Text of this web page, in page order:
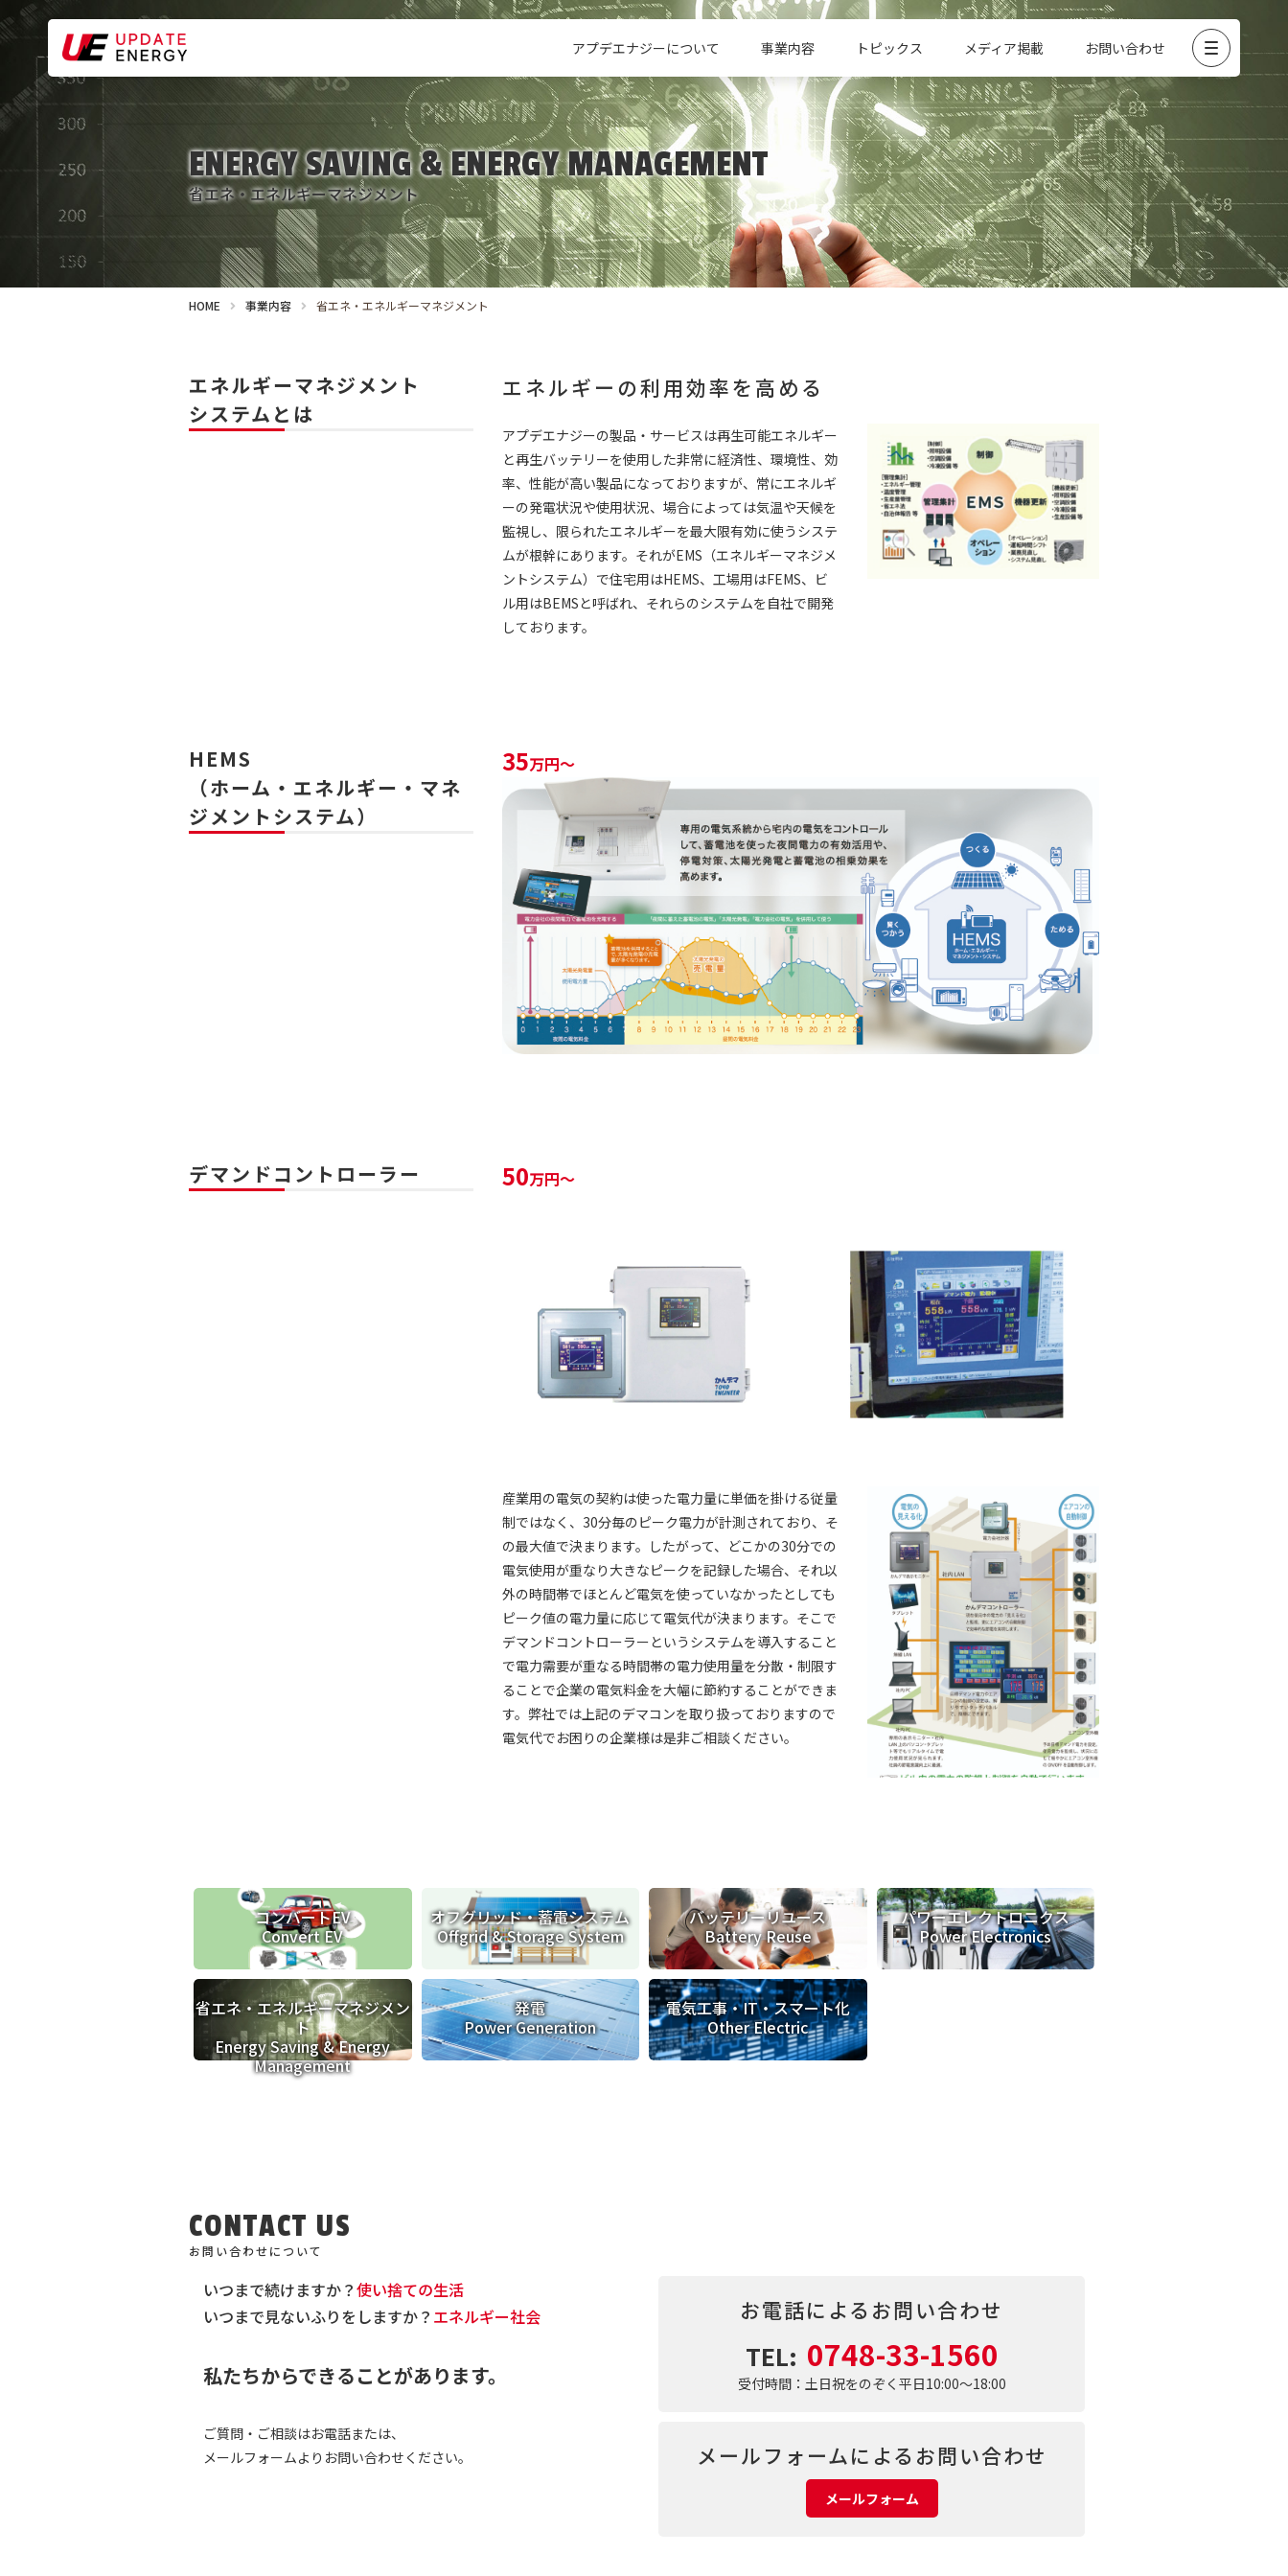
アプデエナジーについて 事業内容 トピックス メディア掲載 お問い合わせ
ENERGY SAVING & ENERGY MANAGEMENT
省エネ・エネルギーマネジメント
HOME 事業内容 省エネ・エネルギーマネジメント
エネルギーマネジメント
システムとは
エネルギーの利用効率を高める
アプデエナジーの製品・サービスは再生可能エネルギー
と再生バッテリーを使用した非常に経済性、環境性、効
率、性能が高い製品になっておりますが、常にエネルギ
ーの発電状況や使用状況、場合によっては気温や天候を
監視し、限られたエネルギーを最大限有効に使うシステ
ムが根幹にあります。それがEMS（エネルギーマネジメ
ントシステム）で住宅用はHEMS、工場用はFEMS、ビ
ル用はBEMSと呼ばれ、それらのシステムを自社で開発
しております。
HEMS
（ホーム・エネルギー・マネ
ジメントシステム）
35万円～
デマンドコントローラー 50万円～
産業用の電気の契約は使った電力量に単価を掛ける従量
制ではなく、30分毎のピーク電力が計測されており、そ
の最大値で決まります。したがって、どこかの30分での
電気使用が重なり大きなピークを記録した場合、それ以
外の時間帯でほとんど電気を使っていなかったとしても
ピーク値の電力量に応じて電気代が決まります。そこで
デマンドコントローラーというシステムを導入すること
で電力需要が重なる時間帯の電力使用量を分散・制限す
ることで企業の電気料金を大幅に節約することができま
す。弊社では上記のデマコンを取り扱っておりますので
電気代でお困りの企業様は是非ご相談ください。
コンバートEV
Convert EV
オフグリッド・蓄電システム
Offgrid & Storage System
バッテリーリユース
Battery Reuse
パワーエレクトロニクス
Power Electronics
省エネ・エネルギーマネジメン
ト
Energy Saving & Energy
Management
発電
Power Generation
電気工事・IT・スマート化
Other Electric
CONTACT US
お問い合わせについて
いつまで続けますか？使い捨ての生活
いつまで見ないふりをしますか？ エネルギー社会
私たちからできることがあります。
ご質問・ご相談はお電話または、
メールフォームよりお問い合わせください。
お電話によるお問い合わせ
TEL: 0748-33-1560
受付時間：土日祝をのぞく平日10:00～18:00
メールフォームによるお問い合わせ
メールフォーム